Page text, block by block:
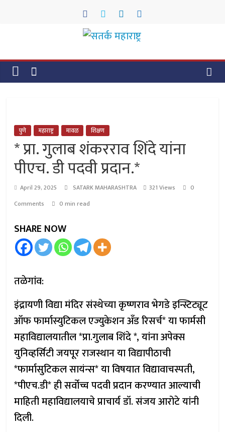
सतर्क
महाराष्ट्र
पुणे महाराष्ट्र मावळ शिक्षण
* प्रा. गुलाब शंकरराव शिंदे यांना
पीएच. डी पदवी प्रदान.*
April 29, 2025 SATARK MAHARASHTRA 321 Views
0
Comments
0 min read
SHARE NOW
तळेगांव:
इंद्रायणी विद्या मंदिर संस्थेच्या कृष्णराव भेगडे इन्स्टिट्यूट
ऑफ फार्मास्युटिकल एज्युकेशन अँड रिसर्च* या फार्मसी
महाविद्यालयातील *प्रा.गुलाब शिंदे *, यांना अपेक्स
युनिव्हर्सिटी जयपूर राजस्थान या विद्यापीठाची
*फार्मासुटिकल सायंन्स* या विषयात विद्यावाचस्पती,
*पीएच.डी* ही सर्वोच्च पदवी प्रदान करण्यात आल्याची
माहिती महाविद्यालयाचे प्राचार्य डॉ. संजय आरोटे यांनी
दिली.